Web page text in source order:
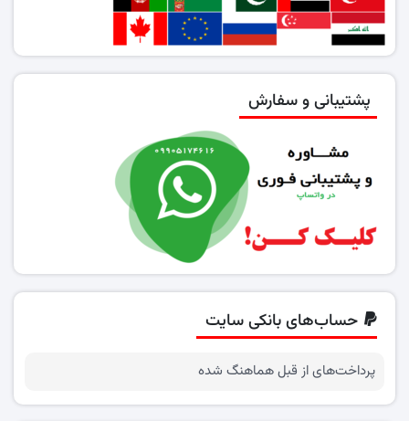
پشتیبانی و سفارش
حساب‌های بانکی سایت
پرداخت‌های از قبل هماهنگ شده